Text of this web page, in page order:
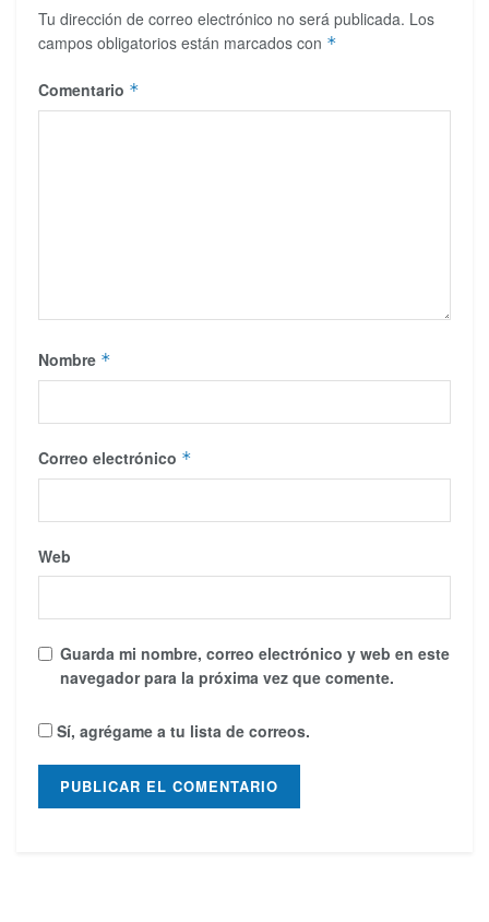
Tu dirección de correo electrónico no será publicada. Los
campos obligatorios están marcados con *
Comentario *
Nombre *
Correo electrónico *
Web
Guarda mi nombre, correo electrónico y web en este
navegador para la próxima vez que comente.
Sí, agrégame a tu lista de correos.